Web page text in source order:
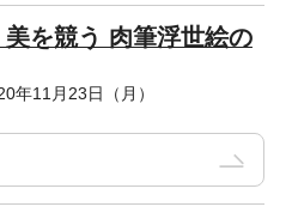
を競う 肉筆浮世絵の
年11月23日（月）